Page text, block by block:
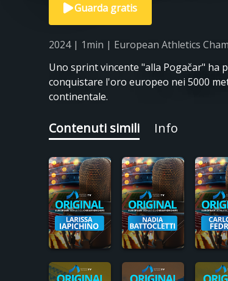
Guarda gratis
2024 | 1min | European Athletics
Uno sprint vincente "alla Pogačar" ha
conquistare l'oro europeo nei 5000
continentale.
Contenuti simili Info